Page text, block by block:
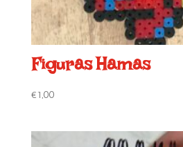
Figuras Hamas
€1,00